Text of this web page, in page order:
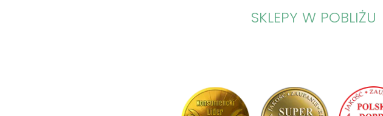
SKLEPY W POBLIŻU